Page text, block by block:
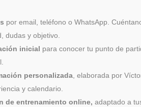
por email, teléfono o WhatsApp.
dudas y objetivo.
inicial para conocer tu punto de
personalizada , elaborada por
y calendario.
de entrenamiento online, adaptado a